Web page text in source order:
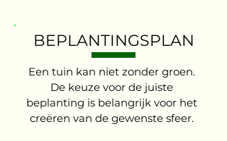
Een tuin kan niet zonder groen.
De keuze voor de juiste
beplanting is belangrijk voor het
creëren van de gewenste sfeer.
BEPLANTINGSPLAN